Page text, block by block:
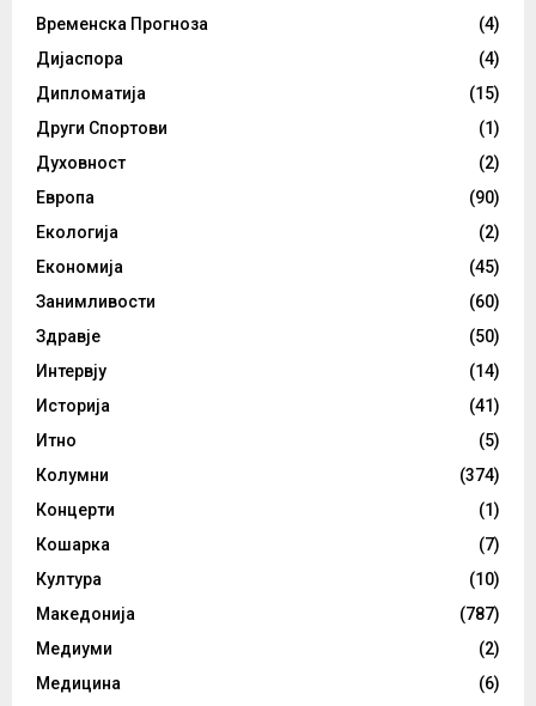
Временска Прогноза
(4)
Дијаспора
(4)
Дипломатија
(15)
Други Спортови
(1)
Духовност
(2)
Европа
(90)
Екологија
(2)
Економија
(45)
Занимливости
(60)
Здравје
(50)
Интервју
(14)
Историја
(41)
Итно
(5)
Колумни
(374)
Концерти
(1)
Кошарка
(7)
Култура
(10)
Македонија
(787)
Медиуми
(2)
Медицина
(6)